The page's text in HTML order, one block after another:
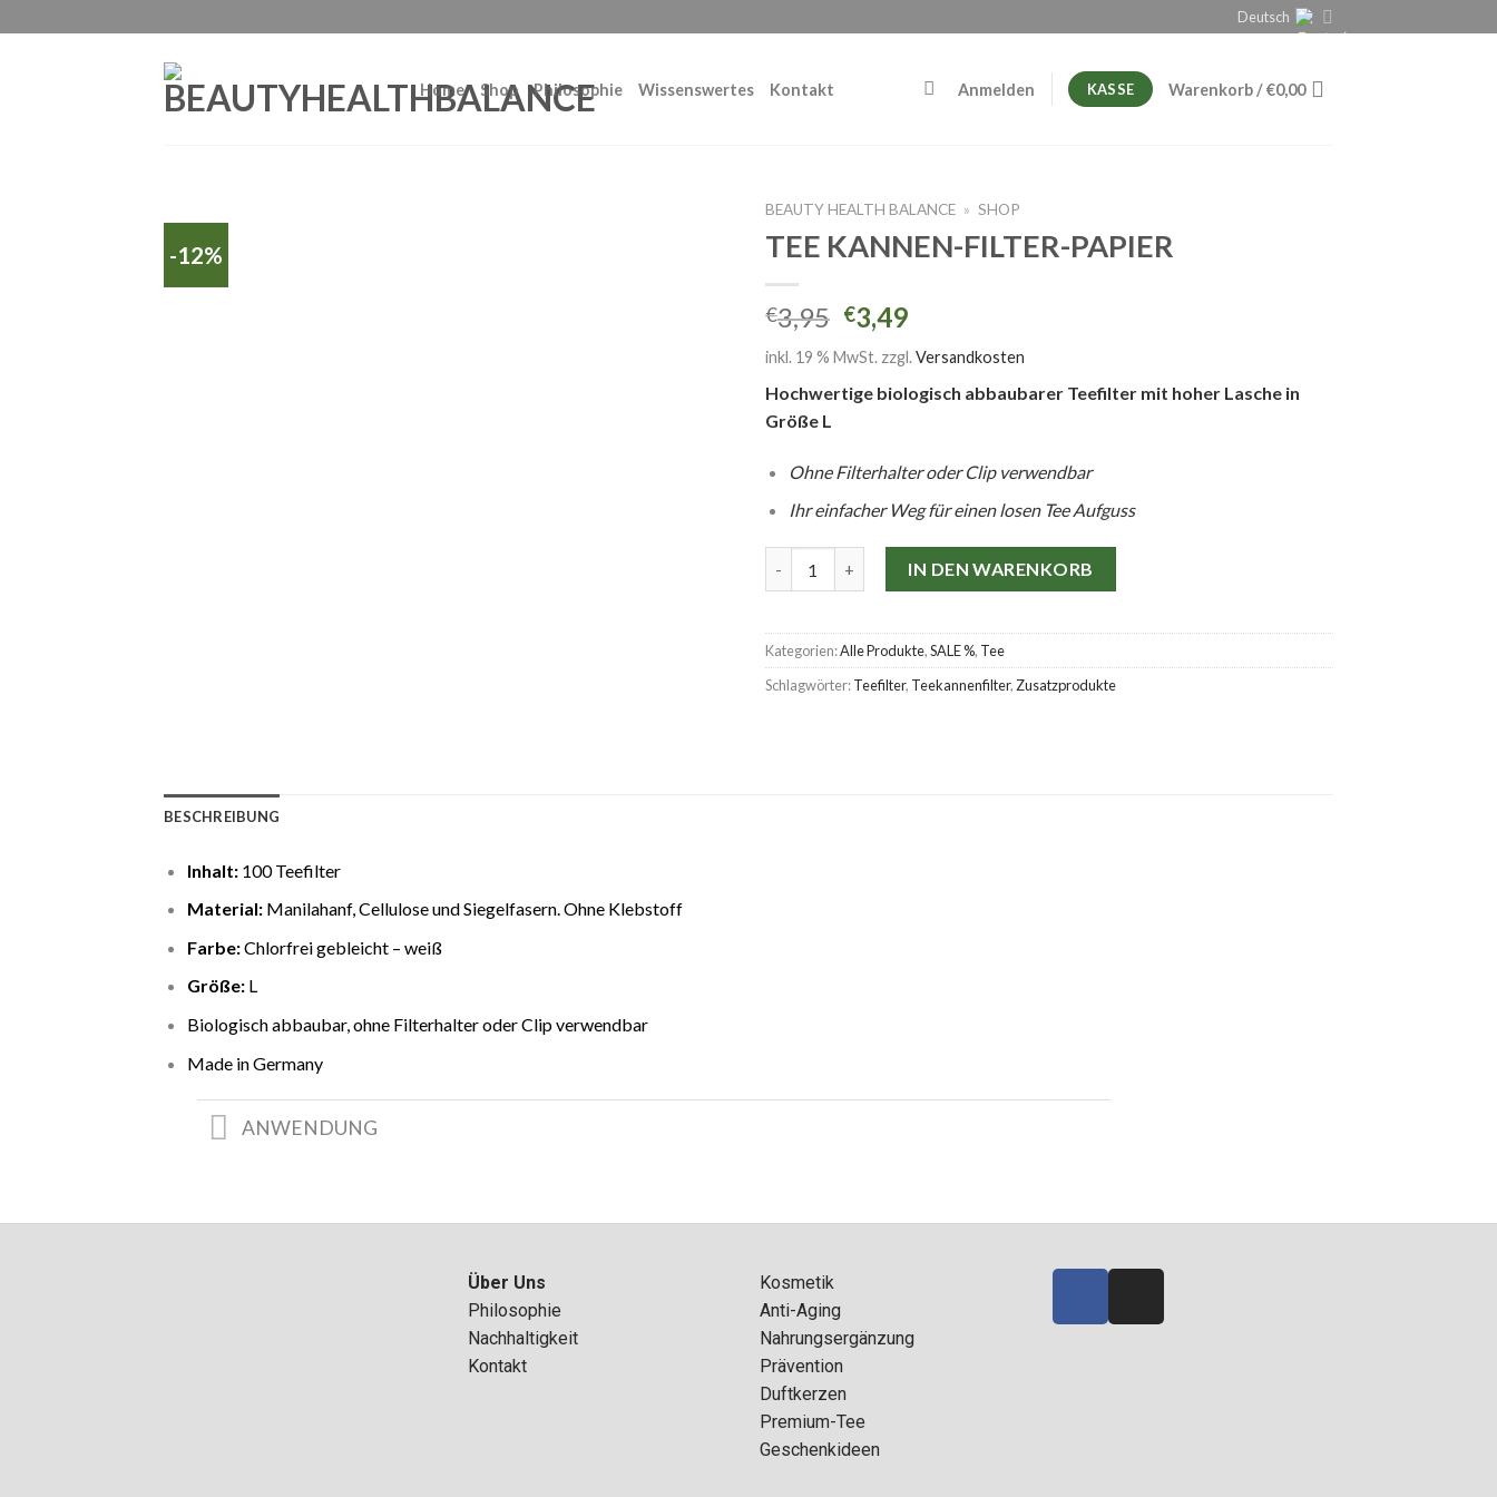
Deutsch
Home Shop Philosophie Wissenswertes Kontakt Anmelden KASSE Warenkorb /€0,00
-12%
BEAUTY HEALTH BALANCE » SHOP
TEE KANNEN-FILTER-PAPIER
€3,95 €3,49
inkl. 19 % MwSt. zzgl.Versandkosten
Hochwertige biologisch abbaubarer Teefilter mit hoher Lasche in
Größe L
Ohne Filterhalter oder Clip verwendbar
Ihr einfacher Weg für einen losen Tee Aufguss
IN DEN WARENKORB
Kategorien:Alle Produkte,SALE %, Tee
Schlagwörter:Teefilter, Teekannenfilter, Zusatzprodukte
BESCHREIBUNG
Inhalt:100 Teefilter
Material: Manilahanf, Cellulose und Siegelfasern. Ohne Klebstoff
Farbe:Chlorfrei gebleicht – weiß
Größe: L
Biologisch abbaubar, ohne Filterhalter oder Clip verwendbar
Made in Germany
ANWENDUNG
Über Uns
Philosophie
Nachhaltigkeit
Kontakt
Kosmetik
Anti-Aging
Nahrungsergänzung
Prävention
Duftkerzen
Premium-Tee
Geschenkideen